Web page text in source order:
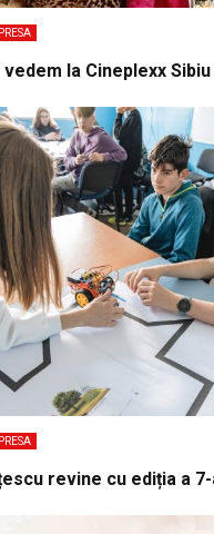
la Cineplexx
revine cu ediția a